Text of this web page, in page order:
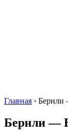
Главная › Бернли
Бернли —